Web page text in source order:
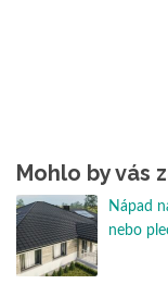
Mohlo by vás
Nápad
nebo